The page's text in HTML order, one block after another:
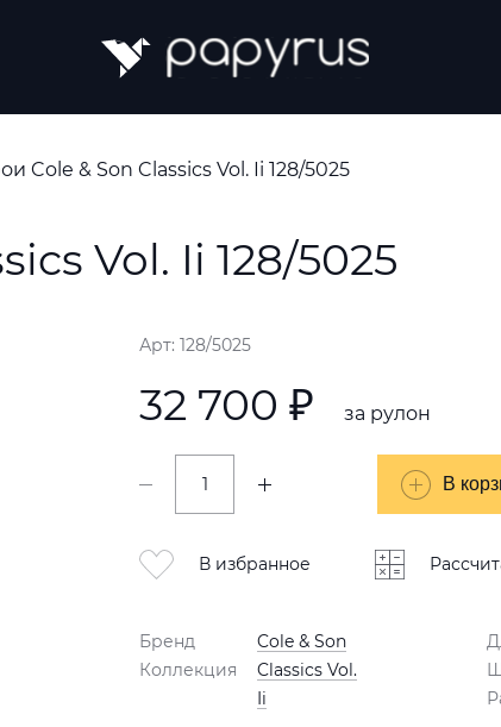
Cole & Son Classics Vol. Ii 128/5025
Vol. Ii 128/5025
Арт: 128/5025
32 700 ₽ за рулон
В
В
В избранное
Бренд
Cole & Son
Коллекция
Classics Vol.
Ii